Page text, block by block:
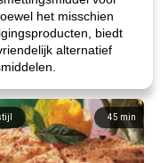
het misschien
biedt
alternatief
45 min